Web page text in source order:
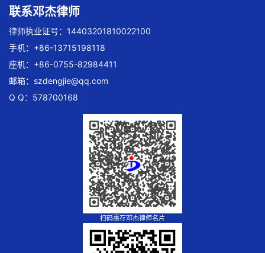
联系邓杰律师
律师执业证号：14403201810022100
手机：+86-13715198118
座机：+86-0755-82984411
邮箱： szdengjie@qq.com
Q Q：578700168
扫码惠存邓杰律师名片